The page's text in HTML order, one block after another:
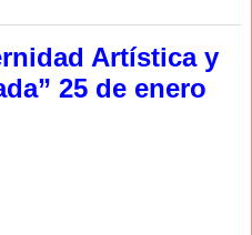
Artística y
25 de enero